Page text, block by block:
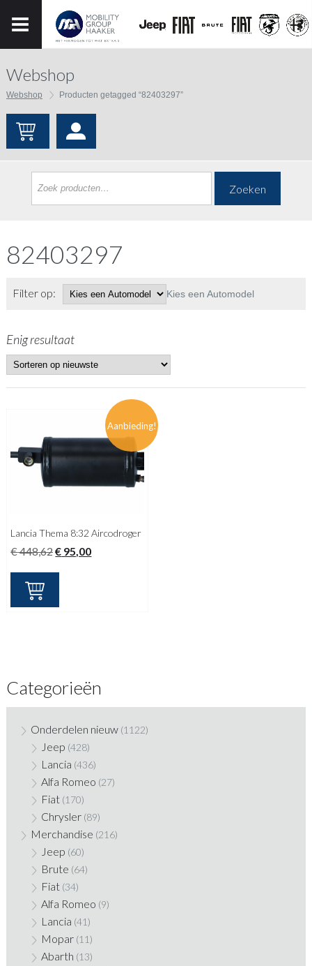
Webshop
Webshop Producten getagged “82403297”
Zoeken
82403297
Filter op: Kies een Automodel
Enig resultaat
Aanbieding!
Lancia Thema 8:32 Aircodroger
€448,62Oorspronkelijke
€ 95,00Huidige
Categorieën
Onderdelen nieuw (1122)
Jeep (428)
Lancia (436)
Alfa Romeo (27)
Fiat (170)
Chrysler (89)
Merchandise (216)
Jeep (60)
Brute (64)
Fiat (34)
Alfa Romeo (9)
Lancia (41)
Mopar (11)
Abarth (13)